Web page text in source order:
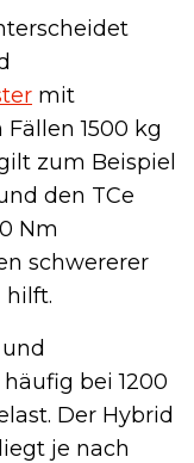
mit
1500 kg
zum Beispiel
den TCe
Nm
schwererer
hilft.
bei 1200
Der Hybrid
je nach